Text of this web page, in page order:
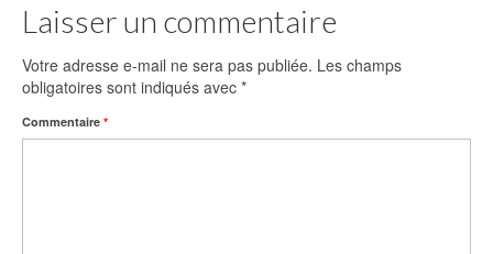
Transports
Où Manger
Où dormir
Laisser un commentaire
Votre adresse e-mail ne sera pas publiée. Les champs
obligatoires sont indiqués avec *
Commentaire *